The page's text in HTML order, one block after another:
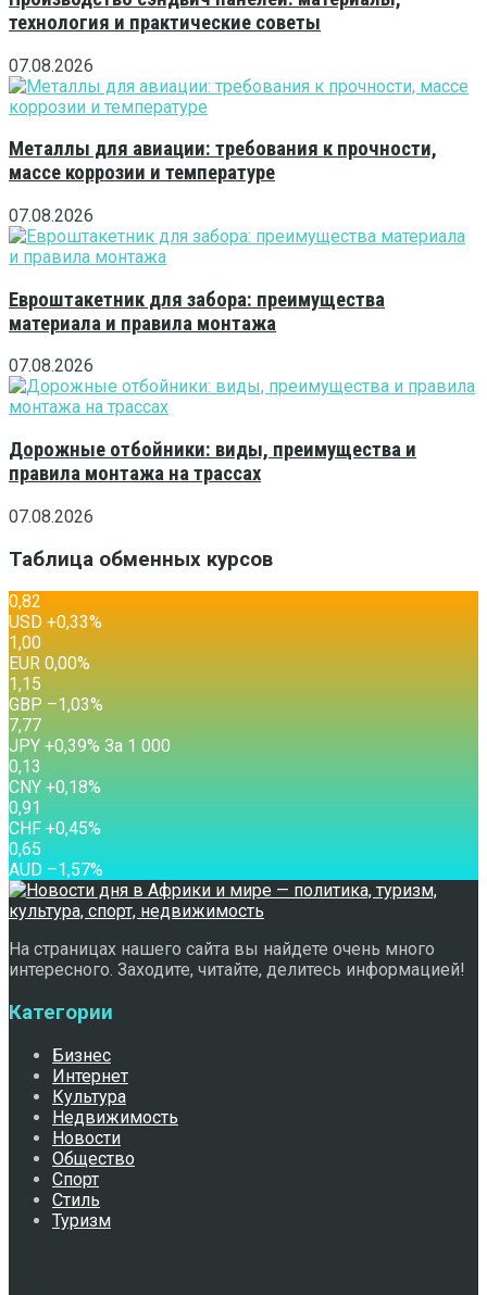
технология и практические советы
07.08.2026
Металлы для авиации: требования к прочности,
массе коррозии и температуре
07.08.2026
Евроштакетник для забора: преимущества
материала и правила монтажа
07.08.2026
Дорожные отбойники: виды, преимущества и
правила монтажа на трассах
07.08.2026
Таблица обменных курсов
0,82
USD +0,33%
1,00
EUR 0,00%
1,15
GBP –1,03%
7,77
JPY +0,39% За 1 000
0,13
CNY +0,18%
0,91
CHF +0,45%
0,65
AUD –1,57%
На страницах нашего сайта вы найдете очень много
интересного. Заходите, читайте, делитесь информацией!
Категории
Бизнес
Интернет
Культура
Недвижимость
Новости
Общество
Спорт
Стиль
Туризм